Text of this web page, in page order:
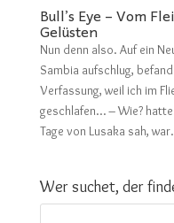
Bull’s Eye – Vom
Gelüsten
Nun denn also. Auf ein
Sambia aufschlug,
Verfassung, weil ich im
geschlafen… – Wie?
Tage von Lusaka sah,
Wer suchet, der